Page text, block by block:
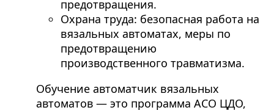
предотвращения.
Охрана труда: безопасная работа на
вязальных автоматах, меры по
предотвращению
производственного травматизма.
Обучение автоматчик вязальных
автоматов — это программа АСО ЦДО,